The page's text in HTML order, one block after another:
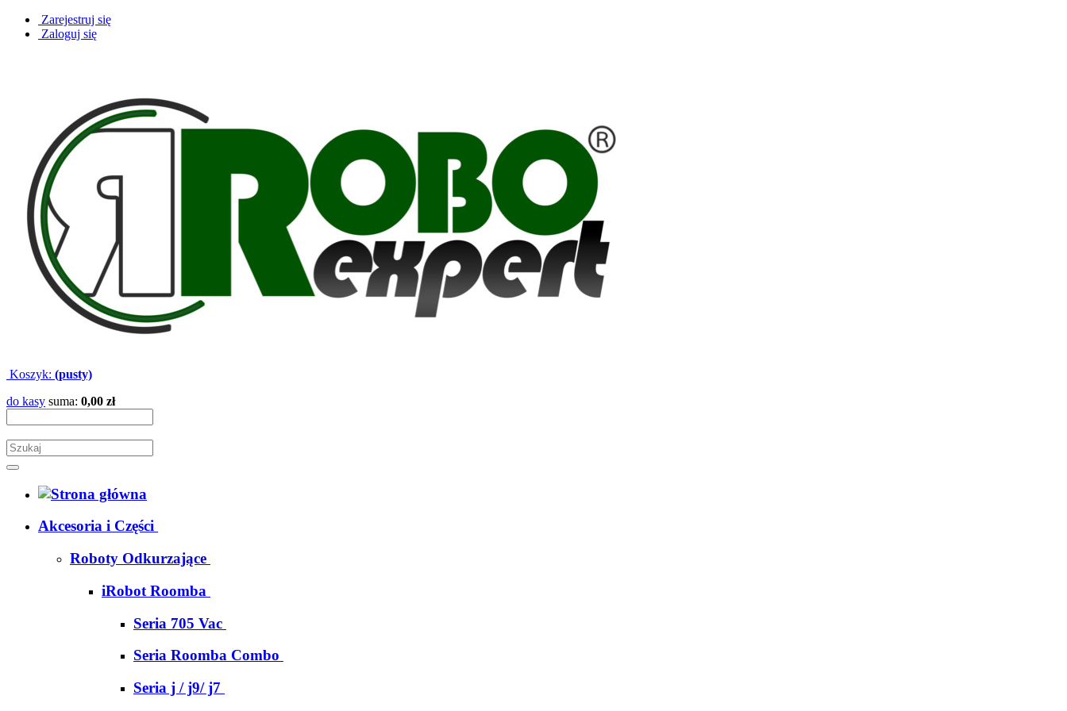
Zarejestruj się
Zaloguj się
Koszyk: (pusty)
do kasy suma: 0,00 zł
Akcesoria i Części
Roboty Odkurzające
iRobot Roomba
Seria 705 Vac
Seria Roomba Combo
Seria j / j9/ j7